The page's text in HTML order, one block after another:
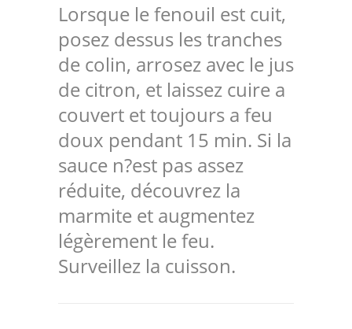
Lorsque le fenouil est cuit,
posez dessus les tranches
de colin, arrosez avec le jus
de citron, et laissez cuire a
couvert et toujours a feu
doux pendant 15 min. Si la
sauce n?est pas assez
réduite, découvrez la
marmite et augmentez
légèrement le feu.
Surveillez la cuisson.